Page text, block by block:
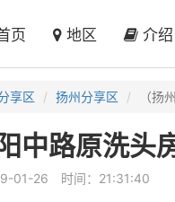
页 地区 介绍
享区 扬州分享区 （扬
中路原洗头
01-26 时间：21:31:40